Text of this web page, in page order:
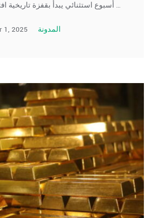
أسبوع استثنائي يبدأ بقفزة تاريخية افتتحت أسواق …
1, 2025 المدونة